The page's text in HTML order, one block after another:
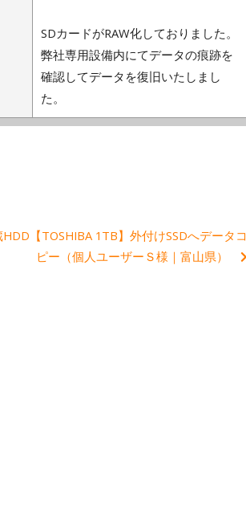
SDカードがRAW化しておりました。
弊社専用設備内にてデータの痕跡を
確認してデータを復旧いたしまし
た。
HDD【TOSHIBA 1TB】外付けSSDへデータコ
ピー（個人ユーザーＳ様｜富山県）